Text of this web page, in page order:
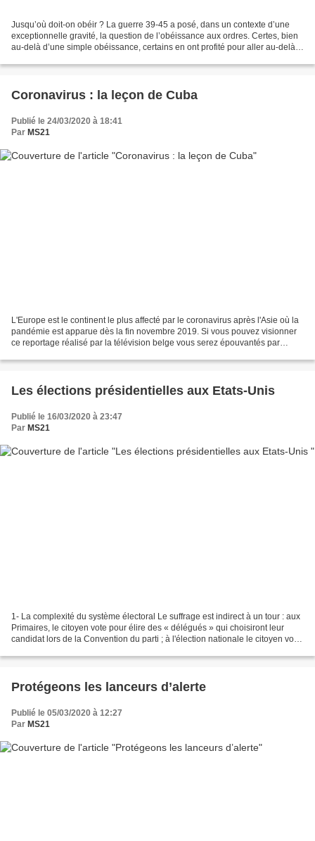
Jusqu’où doit-on obéir ? La guerre 39-45 a posé, dans un contexte d’une
exceptionnelle gravité, la question de l’obéissance aux ordres. Certes, bien
au-delà d’une simple obéissance, certains en ont profité pour aller au-delà
Coronavirus : la leçon de Cuba
Publié le 24/03/2020 à 18:41
Par MS21
L'Europe est le continent le plus affecté par le coronavirus après l'Asie où la
pandémie est apparue dès la fin novembre 2019. Si vous pouvez visionner
ce reportage réalisé par la télévision belge vous serez épouvantés par
Les élections présidentielles aux Etats-Unis
Publié le 16/03/2020 à 23:47
Par MS21
1- La complexité du système électoral Le suffrage est indirect à un tour : aux
Primaires, le citoyen vote pour élire des « délégués » qui choisiront leur
candidat lors de la Convention du parti ; à l'élection nationale le citoyen vote
Protégeons les lanceurs d’alerte
Publié le 05/03/2020 à 12:27
Par MS21